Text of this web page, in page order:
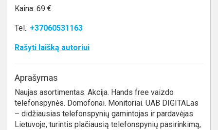
Kaina: 69 €
Tel.: +37060531163
Rašyti laišką autoriui
Aprašymas
Naujas asortimentas. Akcija. Hands free vaizdo
telefonspynės. Domofonai. Monitoriai. UAB DIGITALas
– didžiausias telefonspynių gamintojas ir pardavėjas
Lietuvoje, turintis plačiausią telefonspynių pasirinkimą,